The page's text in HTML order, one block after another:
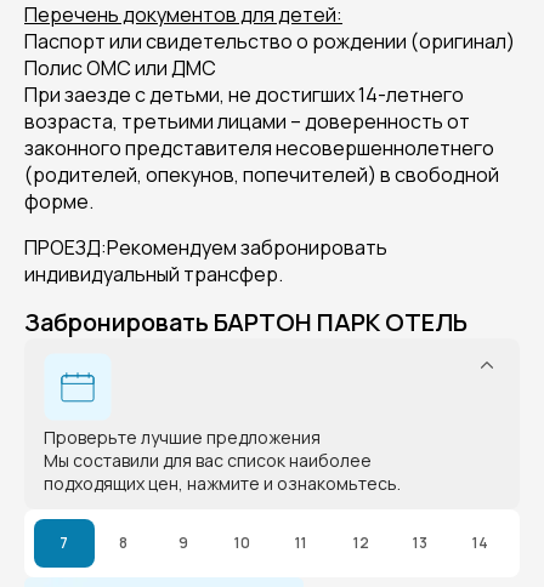
Перечень документов для детей:
Паспорт или свидетельство о рождении (оригинал)
Полис ОМС или ДМС
При заезде с детьми, не достигших 14-летнего
возраста, третьими лицами – доверенность от
законного представителя несовершеннолетнего
(родителей, опекунов, попечителей) в свободной
форме.
ПРОЕЗД:Рекомендуем забронировать
индивидуальный трансфер.
Забронировать БАРТОН ПАРК ОТЕЛЬ
Проверьте лучшие предложения
Мы составили для вас список наиболее
подходящих цен, нажмите и ознакомьтесь.
7 8 9 10 11 12 13 14